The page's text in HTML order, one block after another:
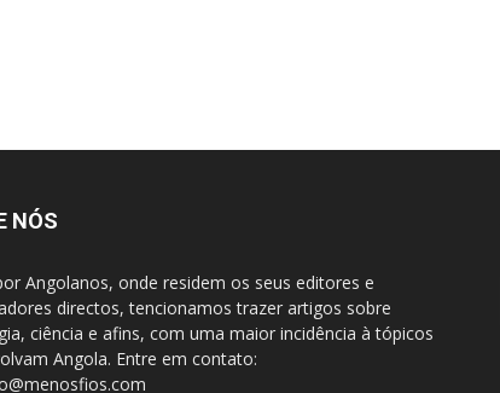
NÓS
Angolanos, onde residem os seus editores e
directos, tencionamos trazer artigos sobre
ciência e afins, com uma maior incidência à tópicos
Angola. Entre em contato: